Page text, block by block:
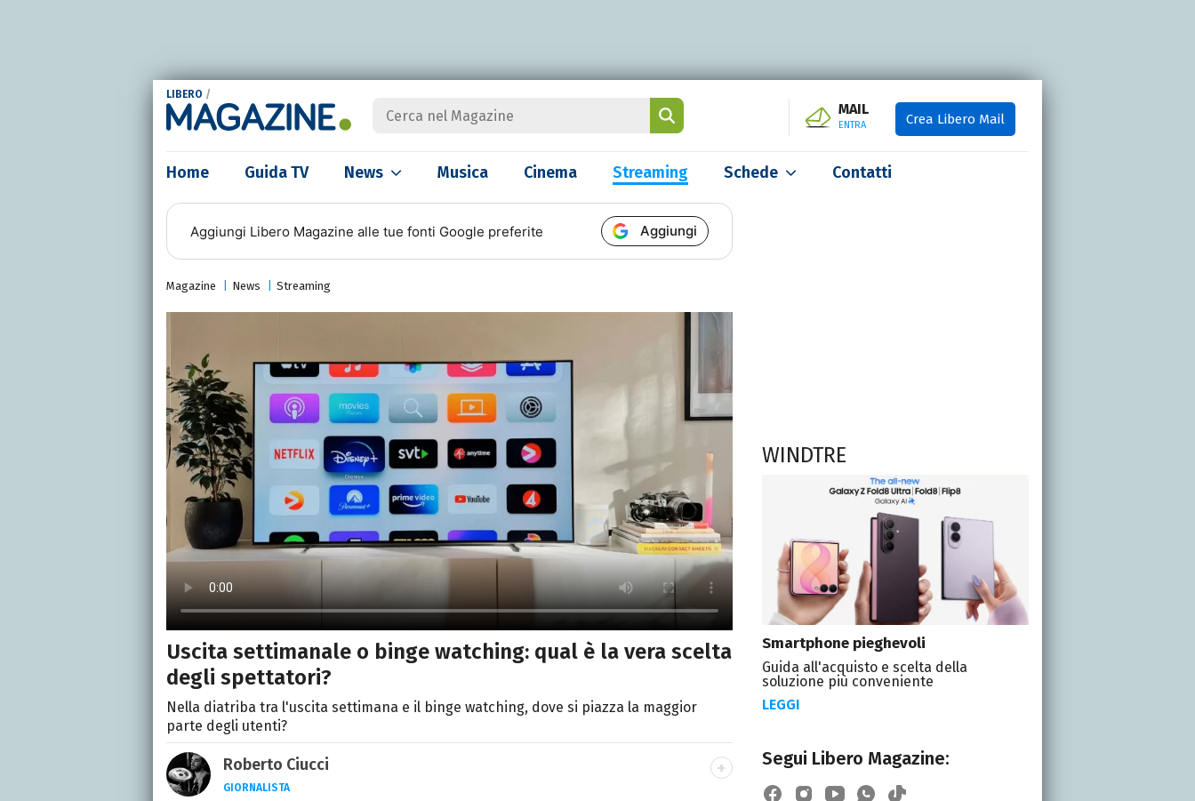
LIBERO /
MAIL
ENTRA Crea Libero Mail
Home Guida TV News Musica Cinema Streaming Schede Contatti
Aggiungi Libero Magazine alle tue fonti Google preferite Aggiungi
Magazine News Streaming
Uscita settimanale o binge watching: qual è la vera scelta
degli spettatori?
Nella diatriba tra l'uscita settimana e il binge watching, dove si piazza la maggior
parte degli utenti?
Roberto Ciucci
GIORNALISTA
WINDTRE
Smartphone pieghevoli
Guida all'acquisto e scelta della
soluzione più conveniente
LEGGI
Segui Libero Magazine: